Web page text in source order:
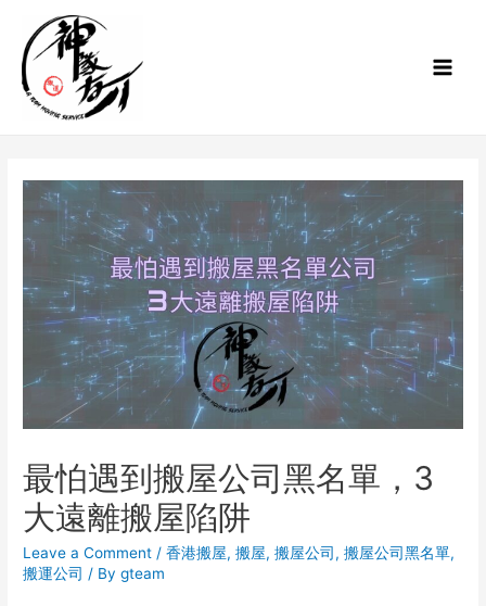
最怕遇到搬屋公司黑名單，3
大遠離搬屋陷阱
Leave a Comment /香港搬屋,搬屋,搬屋公司 ,搬屋公司黑名單,
搬運公司 / Bygteam